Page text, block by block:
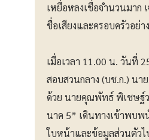
เหยื่อหลงเชื่อจำนวนมา
ชื่อเสียงและครอบครัวอย่า
เมื่อเวลา 11.00 น. วันที่
สอบสวนกลาง (บช.ก.) น
ด้วย นายคุณพัทธ์ พิเชษฐ์
นาค 5” เดินทางเข้าพบพ
ใบหน้าและข้อมูลส่วนตัว